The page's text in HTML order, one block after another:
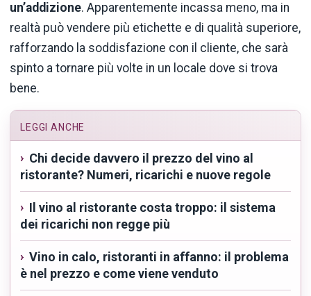
un’addizione. Apparentemente incassa meno, ma in
realtà può vendere più etichette e di qualità superiore,
rafforzando la soddisfazione con il cliente, che sarà
spinto a tornare più volte in un locale dove si trova
bene.
LEGGI ANCHE
Chi decide davvero il prezzo del vino al
ristorante? Numeri, ricarichi e nuove regole
Il vino al ristorante costa troppo: il sistema
dei ricarichi non regge più
Vino in calo, ristoranti in affanno: il problema
è nel prezzo e come viene venduto